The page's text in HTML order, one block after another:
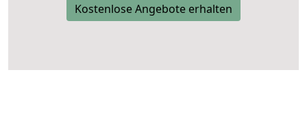
Kostenlose Angebote erhalten